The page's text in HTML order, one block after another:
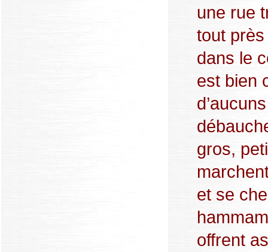
une rue
tout
dans le
est bien
gros,
et se
offrent